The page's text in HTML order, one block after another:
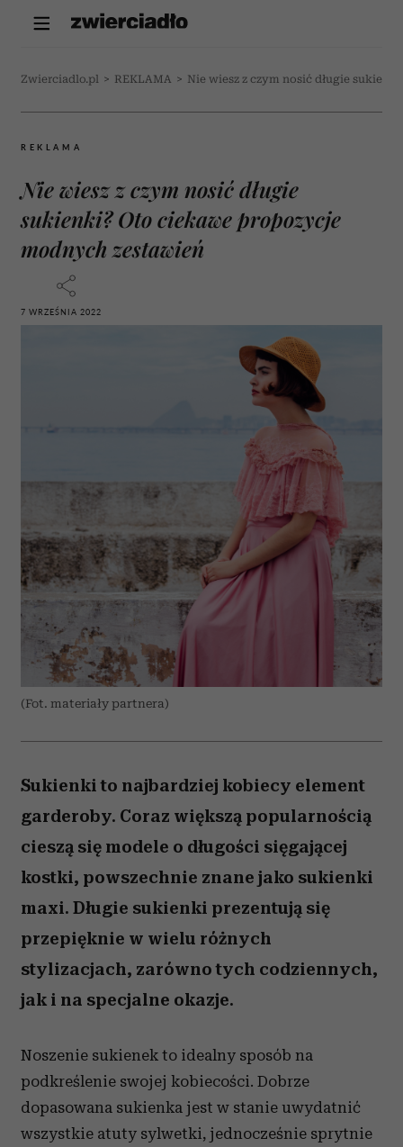
Zwierciadlo.pl > REKLAMA > Nie wiesz z czym nosić długie
REKLAMA
Nie wiesz z czym nosić długie
sukienki? Oto ciekawe propozycje
modnych zestawień
7 WRZEŚNIA 2022
(Fot. materiały partnera)
Sukienki to najbardziej kobiecy element
garderoby. Coraz większą popularnością
cieszą się modele o długości sięgającej
kostki, powszechnie znane jako sukienki
maxi. Długie sukienki prezentują się
przepięknie w wielu różnych
stylizacjach, zarówno tych codziennych,
jak i na specjalne okazje.
Noszenie sukienek to idealny sposób na
podkreślenie swojej kobiecości. Dobrze
dopasowana sukienka jest w stanie uwydatnić
wszystkie atuty sylwetki, jednocześnie sprytnie